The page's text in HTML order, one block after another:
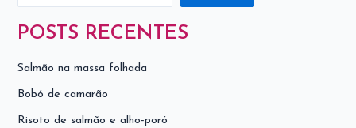
POSTS RECENTES
Salmão na massa folhada
Bobó de camarão
Risoto de salmão e alho-poró